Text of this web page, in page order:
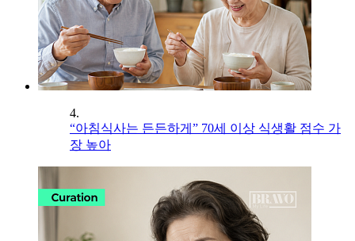
4.
“아침식사는 든든하게” 70세 이상 식생활 점수 가
장 높아